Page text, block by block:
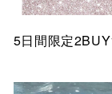
5日間限定